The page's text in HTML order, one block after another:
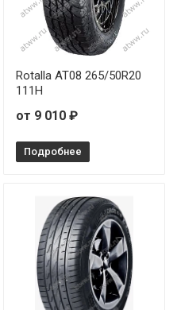
Rotalla AT08 265/50R20
111H
от 9 010 ₽
Подробнее